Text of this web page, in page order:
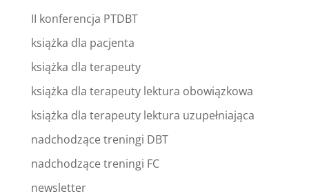
II konferencja PTDBT
książka dla pacjenta
książka dla terapeuty
książka dla terapeuty lektura obowiązkowa
książka dla terapeuty lektura uzupełniająca
nadchodzące treningi DBT
nadchodzące treningi FC
newsletter